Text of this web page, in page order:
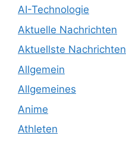
AI-Technologie
Aktuelle Nachrichten
Aktuellste Nachrichten
Allgemein
Allgemeines
Anime
Athleten